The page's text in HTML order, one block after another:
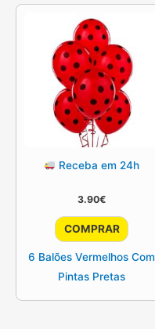
Receba em 24h
3.90€
COMPRAR
6 Balões Vermelhos Com
Pintas Pretas